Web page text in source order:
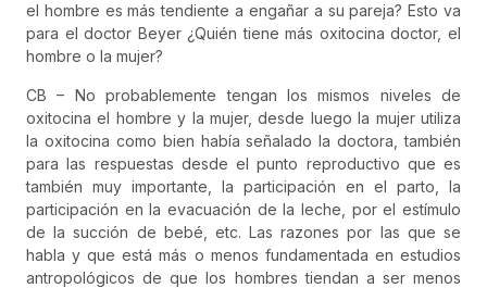
el hombre es más tendiente a engañar a su pareja? Esto va
para el doctor Beyer ¿Quién tiene más oxitocina doctor, el
hombre o la mujer?
CB – No probablemente tengan los mismos niveles de
oxitocina el hombre y la mujer, desde luego la mujer utiliza
la oxitocina como bien había señalado la doctora, también
para las respuestas desde el punto reproductivo que es
también muy importante, la participación en el parto, la
participación en la evacuación de la leche, por el estímulo
de la succión de bebé, etc. Las razones por las que se
habla y que está más o menos fundamentada en estudios
antropológicos de que los hombres tiendan a ser menos